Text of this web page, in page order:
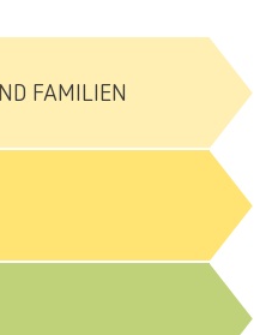
FAMILIEN